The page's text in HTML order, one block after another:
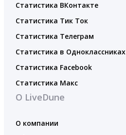
Статистика ВКонтакте
Статистика Тик Ток
Статистика Телеграм
Статистика в Одноклассниках
Статистика Facebook
Статистика Макс
О LiveDune
О компании